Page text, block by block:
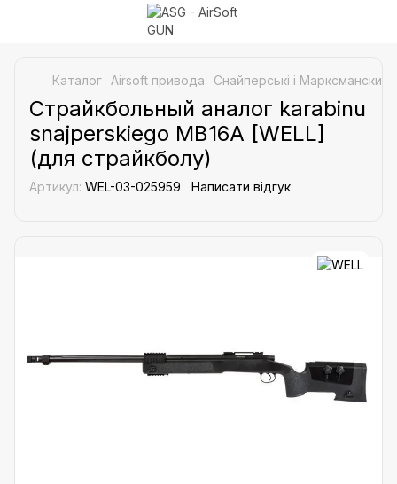
Каталог Airsoft привода Снайперські і Марксманские
Страйкбольный аналог karabinu
snajperskiego MB16A [WELL]
(для страйкболу)
Артикул: WEL-03-025959 Написати відгук